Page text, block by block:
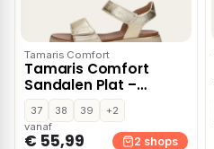
Tamaris Comfort
Tamaris Comfort
Sandalen Plat –
Goudkleur
37 38 39
+2
vanaf
€ 55,99 2 shops